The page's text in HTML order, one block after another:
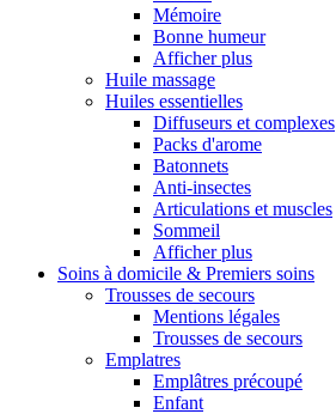
Mémoire
Bonne humeur
Afficher plus
Huile massage
Huiles essentielles
Diffuseurs et complexes
Packs d'arome
Batonnets
Anti-insectes
Articulations et muscles
Sommeil
Afficher plus
Soins à domicile & Premiers soins
Trousses de secours
Mentions légales
Trousses de secours
Emplatres
Emplâtres précoupé
Enfant